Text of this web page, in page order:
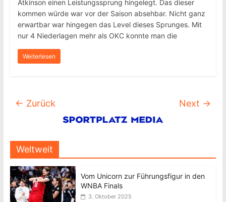
Atkinson einen Leistungssprung hingelegt. Das dieser
kommen würde war vor der Saison absehbar. Nicht ganz
erwartbar war hingegen das Level dieses Sprunges. Mit
nur 4 Niederlagen mehr als OKC konnte man die
Weiterlesen
← Zurück Next →
Weltweit
Vom Unicorn zur Führungsfigur in den
WNBA Finals
3. Oktober 2025